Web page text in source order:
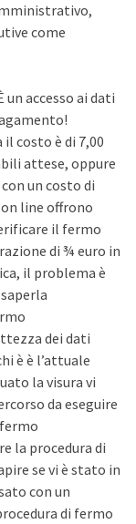
come
un accesso ai dati
costo è di 7,00
attese, oppure
un costo di
line offrono
il fermo
di ¾ euro in
il problema è
dei dati
è è l’attuale
la visura vi
da eseguire
la procedura di
se vi è stato in
con un
di fermo